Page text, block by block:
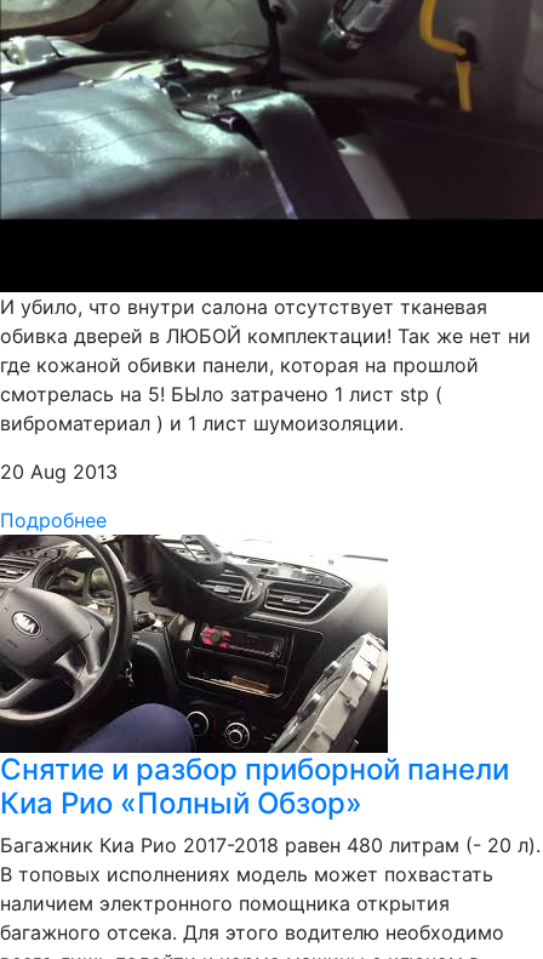
И убило, что внутри салона отсутствует тканевая
обивка дверей в ЛЮБОЙ комплектации! Так же нет ни
где кожаной обивки панели, которая на прошлой
смотрелась на 5! БЫло затрачено 1 лист stp (
виброматериал ) и 1 лист шумоизоляции.
20 Aug 2013
Подробнее
Снятие и разбор приборной панели
Киа Рио «Полный Обзор»
Багажник Киа Рио 2017-2018 равен 480 литрам (- 20 л).
В топовых исполнениях модель может похвастать
наличием электронного помощника открытия
багажного отсека. Для этого водителю необходимо